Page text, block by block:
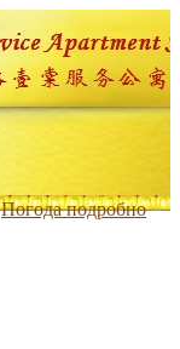
Погода подробно